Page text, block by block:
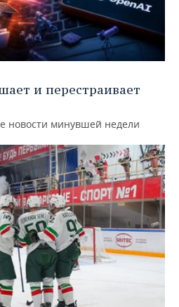
и перестраивает
новости минувшей недели